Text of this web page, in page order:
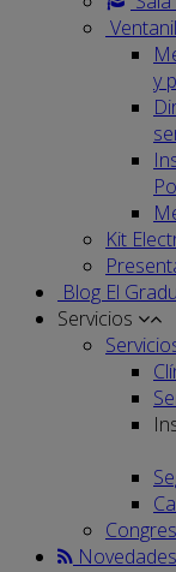
y
Kit
Blog El
Servicios
Novedades